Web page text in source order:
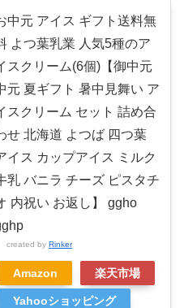
中元 アイス ギフト送料無
よつ葉乳業 人気5種のア
スクリーム(6個)【御中元
元 夏ギフト 暑中見舞い ア
スクリーム セット 詰め合
せ 北海道 よつば 四つ葉
イス カップアイス ミルク
乳 バニラ チーズ ピスタチ
内祝い お返し】 ggho
created by Rinker
Amazon 楽天市場
Yahooショッピング